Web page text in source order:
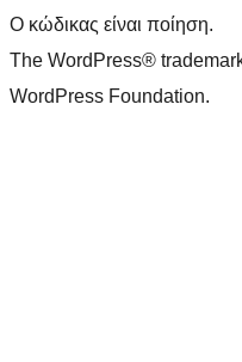
Ο κώδικας είναι ποίηση.
The WordPress®
WordPress Foundation.